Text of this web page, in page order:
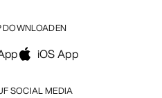
SOCIAL MEDIA
DOWNLOADEN
iOS App